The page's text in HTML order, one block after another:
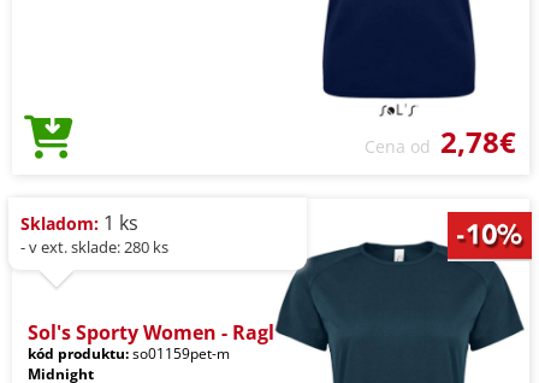
Cena od 2,78€
Skladom: 1 ks
- v ext. sklade: 280 ks
Sol's Sporty Women - Ragl
kód produktu:so01159pet-m
Midnight